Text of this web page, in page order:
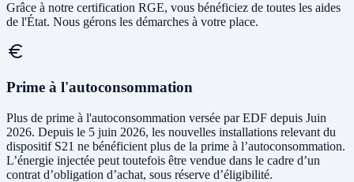
Grâce à notre certification RGE, vous bénéficiez de toutes les aides
de l'État. Nous gérons les démarches à votre place.
Prime à l'autoconsommation
Plus de prime à l'autoconsommation versée par EDF depuis Juin
2026. Depuis le 5 juin 2026, les nouvelles installations relevant du
dispositif S21 ne bénéficient plus de la prime à l’autoconsommation.
L’énergie injectée peut toutefois être vendue dans le cadre d’un
contrat d’obligation d’achat, sous réserve d’éligibilité.